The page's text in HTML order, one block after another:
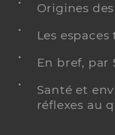
Origines
Les
En bref, par
Santé et
réflexes au